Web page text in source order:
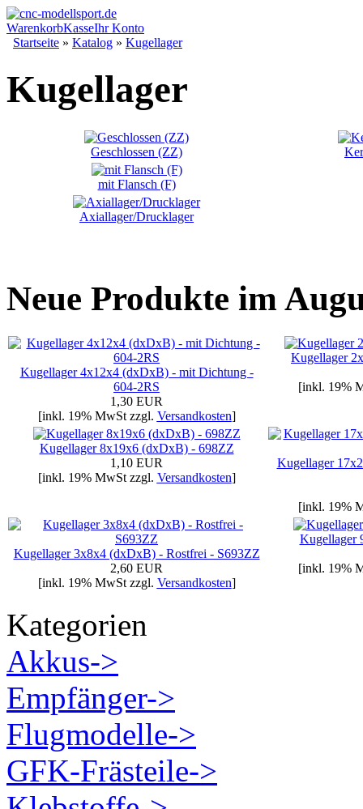
WarenkorbKasseIhr Konto
Startseite » Katalog » Kugellager
Kugellager
Geschlossen (ZZ)
mit Flansch (F)
Axiallager/Drucklager
Neue Produkte im
Kugellager 4x12x4 (dxDxB) - mit Dichtung -
604-2RS
1,30 EUR
[inkl. 19% MwSt zzgl. Versandkosten]
Kugellager
[inkl. 19%
Kugellager 8x19x6 (dxDxB) - 698ZZ
1,10 EUR
[inkl. 19% MwSt zzgl. Versandkosten]
Kugellager
[inkl. 19%
Kugellager 3x8x4 (dxDxB) - Rostfrei - S693ZZ
2,60 EUR
[inkl. 19% MwSt zzgl. Versandkosten]
Kugellager
[inkl. 19%
Kategorien
Akkus->
Empfänger->
Flugmodelle->
GFK-Frästeile->